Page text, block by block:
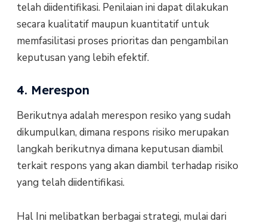
telah diidentifikasi. Penilaian ini dapat dilakukan
secara kualitatif maupun kuantitatif untuk
memfasilitasi proses prioritas dan pengambilan
keputusan yang lebih efektif.
4. Merespon
Berikutnya adalah merespon resiko yang sudah
dikumpulkan, dimana respons risiko merupakan
langkah berikutnya dimana keputusan diambil
terkait respons yang akan diambil terhadap risiko
yang telah diidentifikasi.
Hal Ini melibatkan berbagai strategi, mulai dari